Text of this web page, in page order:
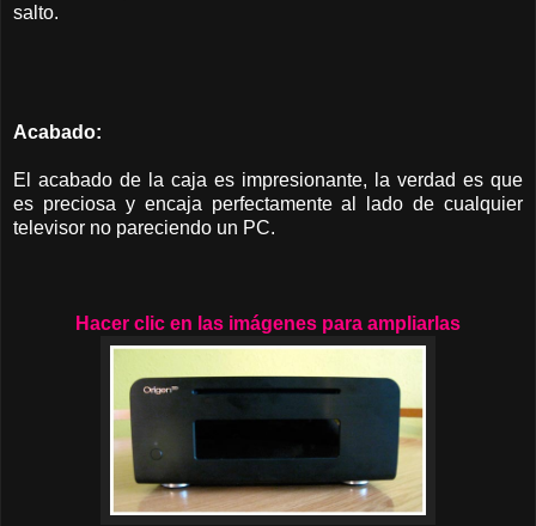
salto.
Acabado:
El acabado de la caja es impresionante, la verdad es que
es preciosa y encaja perfectamente al lado de cualquier
televisor no pareciendo un PC.
Hacer clic en las imágenes para ampliarlas